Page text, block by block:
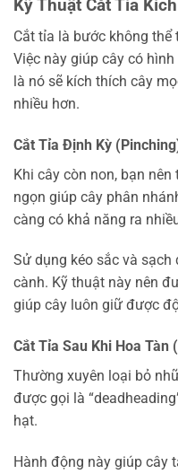
Kỹ Thuật Cắt Tỉa
Cắt tỉa là bước không thể
Việc này giúp cây có
là nó sẽ kích thích cây
nhiều hơn.
Cắt Tỉa Định Kỳ
Khi cây còn non, bạn
ngọn giúp cây phân
càng có khả năng ra
Sử dụng kéo sắc và
cành. Kỹ thuật này nên
giúp cây luôn giữ được
Cắt Tỉa Sau Khi Hoa Tàn
Thường xuyên loại bỏ
được gọi là
hạt.
Hành động này giúp cây